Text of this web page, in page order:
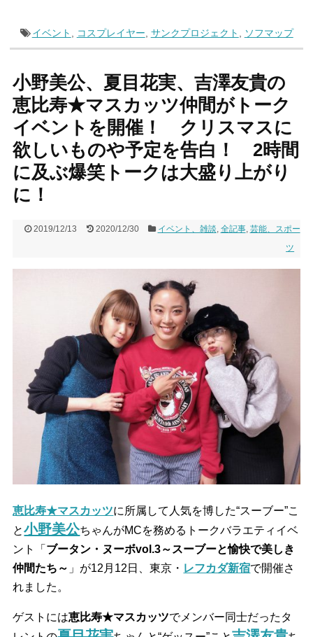
イベント コスプレイヤー サンクプロジェクト ソフマップ
小野美公、夏目花実、吉澤友貴の
恵比寿★マスカッツ仲間がトーク
イベントを開催！ クリスマスに
欲しいものや予定を告白！ 2時間
に及ぶ爆笑トークは大盛り上がり
に！
2019/12/13 2020/12/30 イベント、雑談, 全記事, 芸能、スポー
ツ
恵比寿★マスカッツに所属して人気を博した“スーブー”こ
と小野美公ちゃんがMCを務めるトークバラエティイベ
ント「 ブータン・ヌーボvol.3～スーブーと愉快で美しき
仲間たち～ 」が12月12日、東京・ レフカダ新宿で開催さ
れました。
ゲストには恵比寿★マスカッツでメンバー同士だったタ